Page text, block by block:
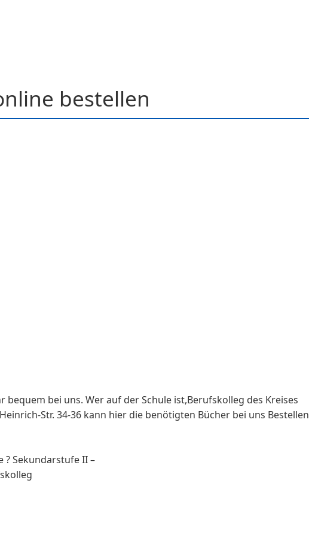
bestellen
bei uns. Wer auf der Schule ist,Berufskolleg des Kreises
Str. 34-36 kann hier die benötigten Bücher bei uns Bestellen
? Sekundarstufe II –